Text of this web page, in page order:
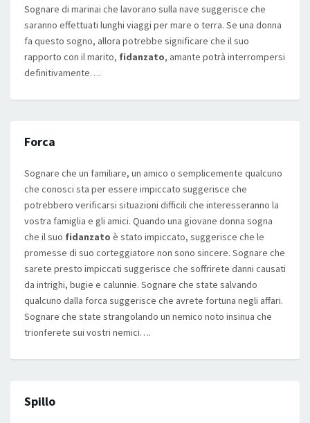
Sognare di marinai che lavorano sulla nave suggerisce che
saranno effettuati lunghi viaggi per mare o terra. Se una donna
fa questo sogno, allora potrebbe significare che il suo
rapporto con il marito, fidanzato, amante potrà interrompersi
definitivamente….
Forca
Sognare che un familiare, un amico o semplicemente qualcuno
che conosci sta per essere impiccato suggerisce che
potrebbero verificarsi situazioni difficili che interesseranno la
vostra famiglia e gli amici. Quando una giovane donna sogna
che il suo fidanzato è stato impiccato, suggerisce che le
promesse di suo corteggiatore non sono sincere. Sognare che
sarete presto impiccati suggerisce che soffrirete danni causati
da intrighi, bugie e calunnie. Sognare che state salvando
qualcuno dalla forca suggerisce che avrete fortuna negli affari.
Sognare che state strangolando un nemico noto insinua che
trionferete sui vostri nemici….
Spillo